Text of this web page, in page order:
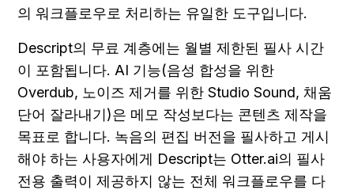
의 워크플로우로 처리하는 유일한 도구입니다.
Descript의 무료 계층에는 월별 제한된 필사 시간
이 포함됩니다. AI 기능(음성 합성을 위한
Overdub, 노이즈 제거를 위한 Studio Sound, 채움
단어 잘라내기)은 메모 작성보다는 콘텐츠 제작을
목표로 합니다. 녹음의 편집 버전을 필사하고 게시
해야 하는 사용자에게 Descript는 Otter.ai의 필사
전용 출력이 제공하지 않는 전체 워크플로우를 다